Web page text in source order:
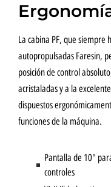
La cabina PF, que
autopropulsadas Faresin,
posición de control
acristaladas y a la
dispuestos
funciones de la máquina.
Pantalla de 10"
controles